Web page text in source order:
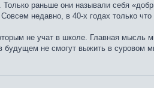
Только раньше они называли себя
недавно, в 40-х годах только
не учат в школе. Главная мысль
будущем не смогут выжить в